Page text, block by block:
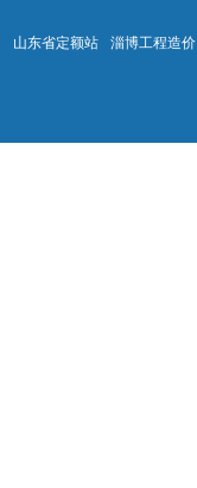
山东省定额站 淄博工程造价